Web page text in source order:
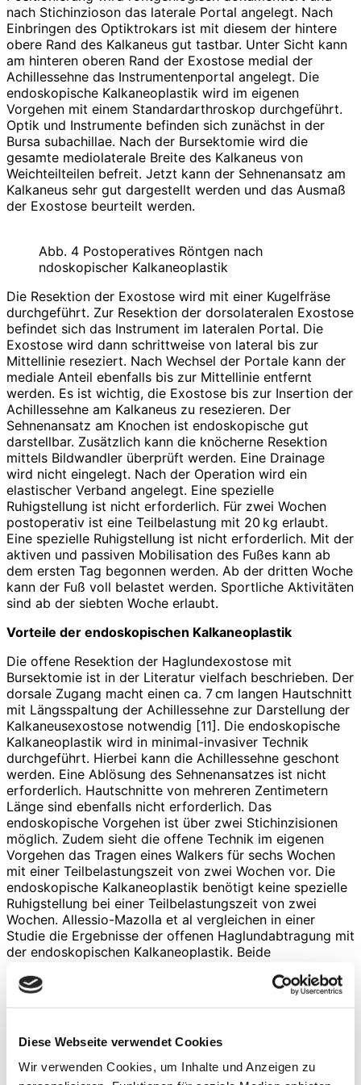
Diese Webseite verwendet Cookies
Wir verwenden Cookies, um Inhalte und Anzeigen zu
nach Stichinzioson das laterale Portal angelegt. Nach
Einbringen des Optiktrokars ist mit diesem der hintere
obere Rand des Kalkaneus gut tastbar. Unter Sicht kann
am hinteren oberen Rand der Exostose medial der
Achillessehne das Instrumentenportal angelegt. Die
endoskopische Kalkaneoplastik wird im eigenen
Vorgehen mit einem Standardarthroskop durchgeführt.
Optik und Instrumente befinden sich zunächst in der
Bursa subachillae. Nach der Bursektomie wird die
gesamte mediolaterale Breite des Kalkaneus von
Weichteilteilen befreit. Jetzt kann der Sehnenansatz am
Kalkaneus sehr gut dargestellt werden und das Ausmaß
der Exostose beurteilt werden.
Abb. 4 Postoperatives Röntgen nach
ndoskopischer Kalkaneoplastik
Die Resektion der Exostose wird mit einer Kugelfräse
durchgeführt. Zur Resektion der dorsolateralen Exostose
befindet sich das Instrument im lateralen Portal. Die
Exostose wird dann schrittweise von lateral bis zur
Mittellinie ­reseziert. Nach Wechsel der Portale kann der
mediale Anteil ebenfalls bis zur Mittellinie entfernt
werden. Es ist wichtig, die Exostose bis zur Insertion der
Achillessehne am Kalkaneus zu ­resezieren. Der
Sehnenansatz am Knochen ist endoskopische gut
darstellbar. Zusätzlich kann die knöcherne Resektion
mittels Bildwandler überprüft werden. Eine Drainage
wird nicht eingelegt. Nach der Operation wird ein
elastischer Verband angelegt. Eine spezielle
Ruhigstellung ist nicht erforderlich. Für zwei Wochen
postoperativ ist eine Teilbelastung mit 20 kg erlaubt.
Eine spezielle Ruhigstellung ist nicht erforderlich. Mit der
aktiven und passiven Mobilisation des Fußes kann ab
dem ersten Tag begonnen werden. Ab der dritten Woche
kann der Fuß voll belastet werden. Sportliche Aktivitäten
sind ab der siebten Woche erlaubt.
Vorteile der endoskopischen Kalkaneoplastik
Die offene Resektion der Haglundexostose mit
Bursektomie ist in der Literatur vielfach beschrieben. Der
dorsale ­Zugang macht einen ca. 7 cm langen Hautschnitt
mit Längsspaltung der Achillessehne zur Darstellung der
Kalkaneusexostose notwendig [11]. Die ­endoskopische
Kalkaneoplastik wird in minimal-invasiver Technik
durchgeführt. Hierbei kann die Achillessehne geschont
werden. Eine Ablösung des Sehnenansatzes ist nicht
erforderlich. Hautschnitte von mehreren Zentimetern
Länge sind ebenfalls nicht erforderlich. Das
endoskopische Vorgehen ist über zwei Stichinzisionen
möglich. Zudem sieht die offene Technik im eigenen
Vorgehen das Tragen eines Walkers für sechs Wochen
mit einer Teilbelastungszeit von zwei Wochen vor. Die
endoskopische Kalkaneoplastik be­nötigt keine spezielle
Ruhigstellung bei einer Teilbelastungszeit von zwei
Wochen. Allessio-Mazolla et al vergleichen in einer
Studie die Ergebnisse der offenen Haglundabtragung mit
der endoskopischen Kalkaneoplastik. Beide
Ergebnisse. Allerdings ist die endoskopische
Kalkaneoplastik mit einen mittleren postoperativen
sind unterschiedliche Komplikationen nach offener
Abtragung der Haglundexostose beschrieben [7, 8].
Hierzu zählen Hautläsionen, Verletzungen der